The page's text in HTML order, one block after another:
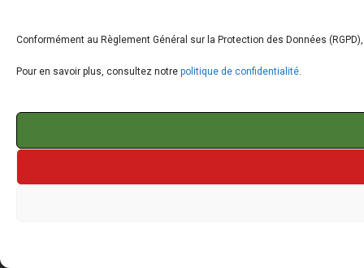
Conformément au Règlement Général sur la Protection des Données
Pour en savoir plus, consultez notre politique de confidentialité.